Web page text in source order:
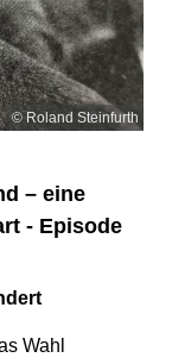
© Roland Steinfurth
– eine
- Episode
Wahl